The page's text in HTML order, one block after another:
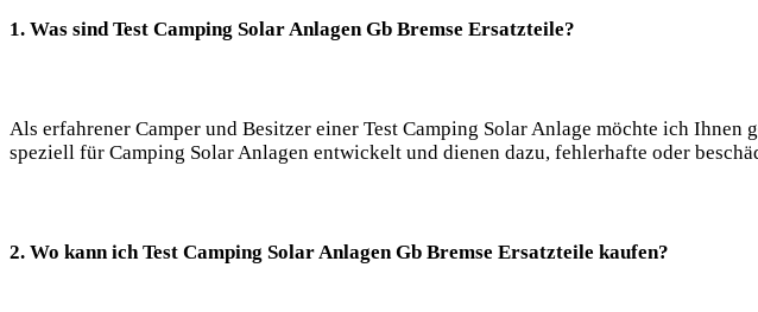
1. Was sind Test Camping Solar Anlagen Gb Bremse Ersatzteile?
Als erfahrener Camper und Besitzer einer Test Camping Solar Anlage möchte ich
speziell für Camping Solar Anlagen entwickelt und dienen dazu, fehlerhafte oder
2. Wo kann ich Test Camping Solar Anlagen Gb Bremse Ersatzteile kaufen?